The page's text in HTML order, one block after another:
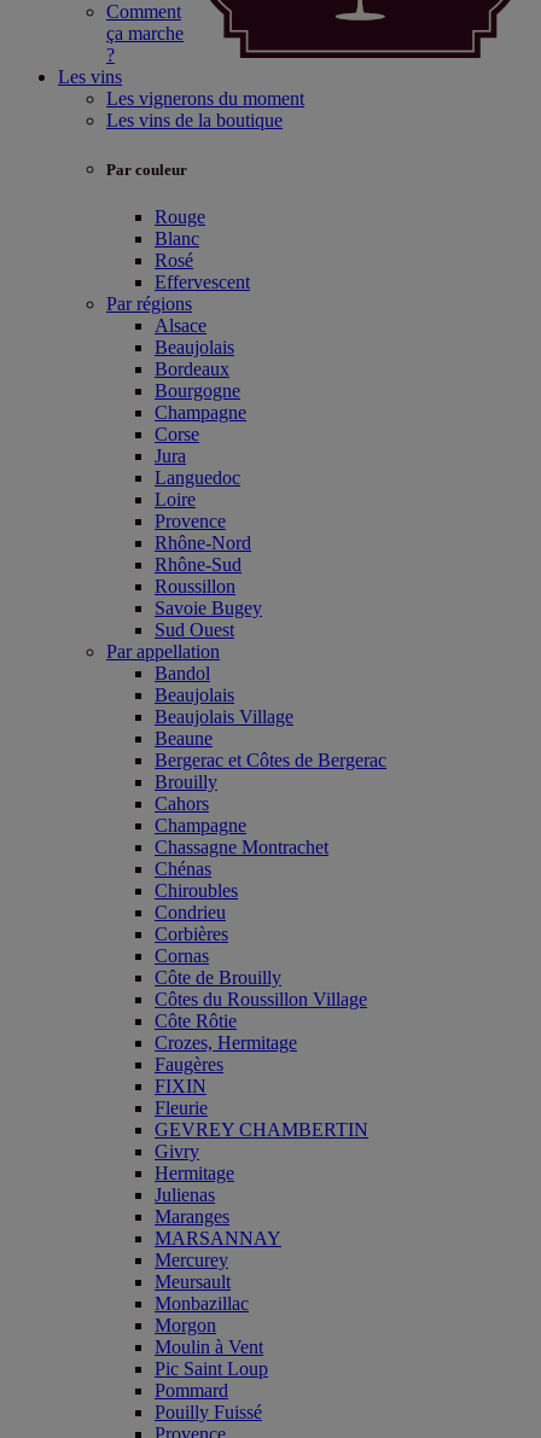
Comment
ça marche
?
Les vins
Les vignerons du moment
Les vins de la boutique
Par couleur
Rouge
Blanc
Rosé
Effervescent
Par régions
Alsace
Beaujolais
Bordeaux
Bourgogne
Champagne
Corse
Jura
Languedoc
Loire
Provence
Rhône-Nord
Rhône-Sud
Roussillon
Savoie Bugey
Sud Ouest
Par appellation
Bandol
Beaujolais
Beaujolais Village
Beaune
Bergerac et Côtes de Bergerac
Brouilly
Cahors
Champagne
Chassagne Montrachet
Chénas
Chiroubles
Condrieu
Corbières
Cornas
Côte de Brouilly
Côtes du Roussillon Village
Côte Rôtie
Crozes, Hermitage
Faugères
FIXIN
Fleurie
GEVREY CHAMBERTIN
Givry
Hermitage
Julienas
Maranges
MARSANNAY
Mercurey
Meursault
Monbazillac
Morgon
Moulin à Vent
Pic Saint Loup
Pommard
Pouilly Fuissé